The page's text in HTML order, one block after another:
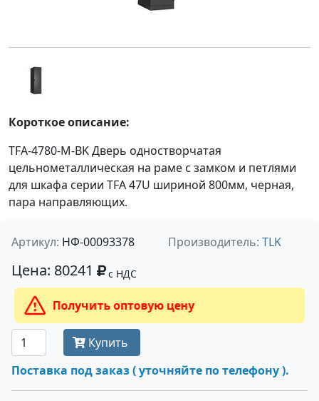
Короткое описание:
TFA-4780-M-BK Дверь одностворчатая
цельнометаллическая на раме с замком и петлями
для шкафа серии TFA 47U шириной 800мм, черная,
пара направляющих.
Артикул: НФ-00093378 Производитель: TLK
Цена: 80241 с НДС
Получить оптовую цену
Купить
Поставка под заказ ( уточняйте по телефону ).